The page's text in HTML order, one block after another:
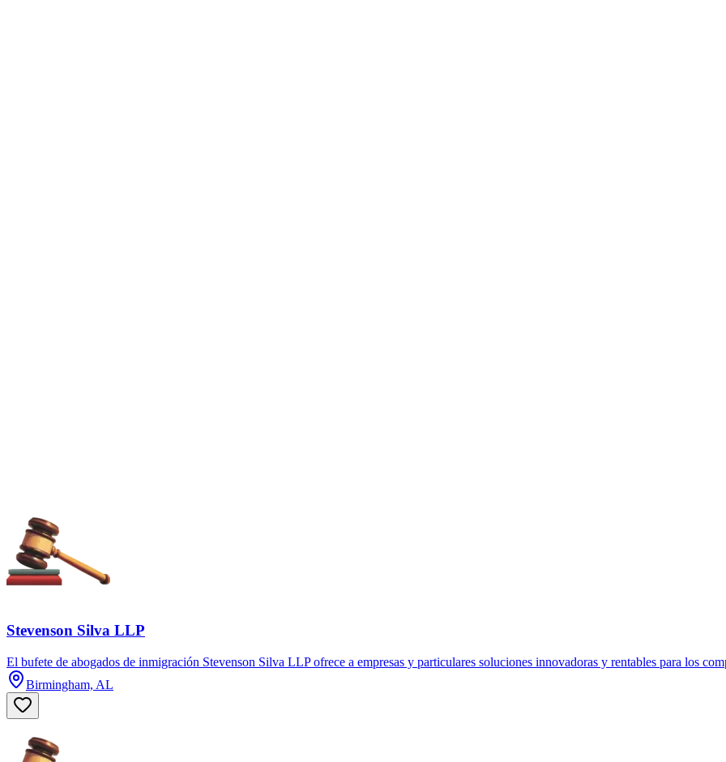
Stevenson Silva LLP
El bufete de abogados de inmigración Stevenson Silva LLP ofrece a empresas y particulares soluciones innovadoras y rentables para los
Birmingham, AL